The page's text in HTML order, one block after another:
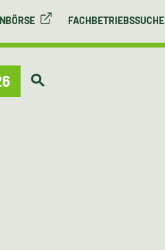
FACHBETRIEBSSUCHE